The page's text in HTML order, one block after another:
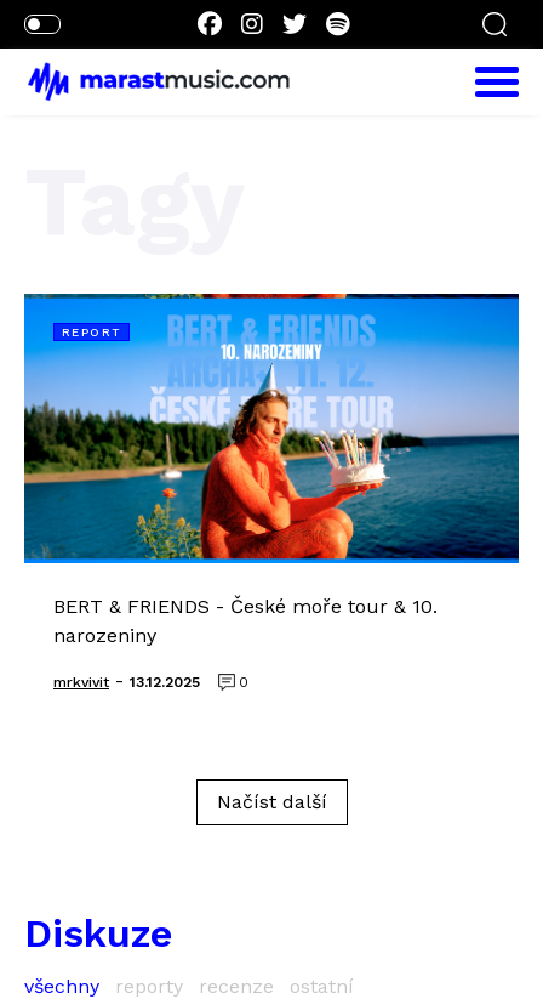
REPORT
BERT & FRIENDS - České moře tour & 10.
narozeniny
mrkvivit- 13.12.2025 0
Načíst další
Diskuze
všechny reporty recenze ostatní